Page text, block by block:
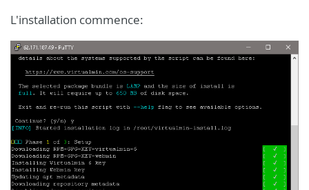
L'installation commence: